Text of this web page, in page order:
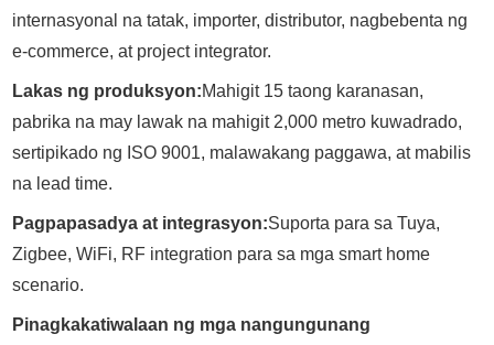
internasyonal na tatak, importer, distributor, nagbebenta ng
e-commerce, at project integrator.
Lakas ng produksyon:Mahigit 15 taong karanasan,
pabrika na may lawak na mahigit 2,000 metro kuwadrado,
sertipikado ng ISO 9001, malawakang paggawa, at mabilis
na lead time.
Pagpapasadya at integrasyon:Suporta para sa Tuya,
Zigbee, WiFi, RF integration para sa mga smart home
scenario.
Pinagkakatiwalaan ng mga nangungunang